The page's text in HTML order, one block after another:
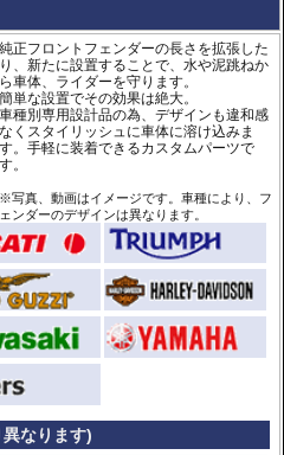
純正フロントフェンダーの長さを拡張した
り、新たに設置することで、水や泥跳ねか
ら車体、ライダーを守ります。
簡単な設置でその効果は絶大。
車種別専用設計品の為、デザインも違和感
なくスタイリッシュに車体に溶け込みま
す。手軽に装着できるカスタムパーツで
す。
※写真、動画はイメージです。車種により、フ
ェンダーのデザインは異なります。
なります)